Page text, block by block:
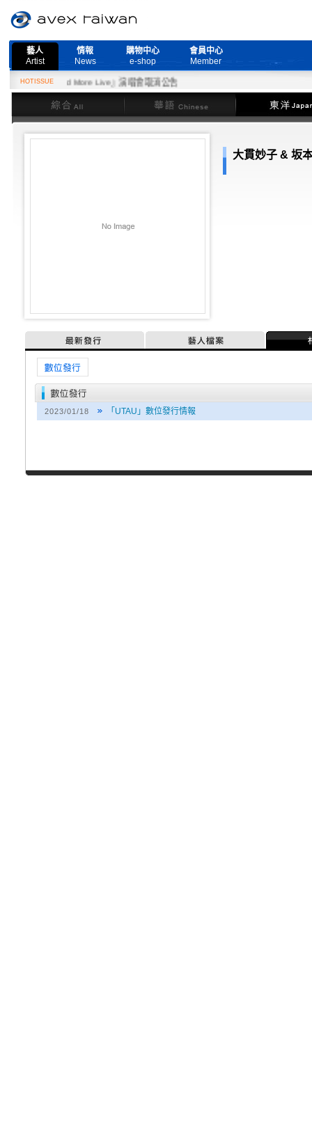
藝人
Artist
情報
News
購物中心
e-shop
會員中心
Member
HOTISSUE
日『Need More Live』演唱會取消公告
綜合
華語 東洋
大貫妙子 & 坂
最新發行 藝人檔案
媒體訊息
2023/01/18 「UTAU」數位發行情報